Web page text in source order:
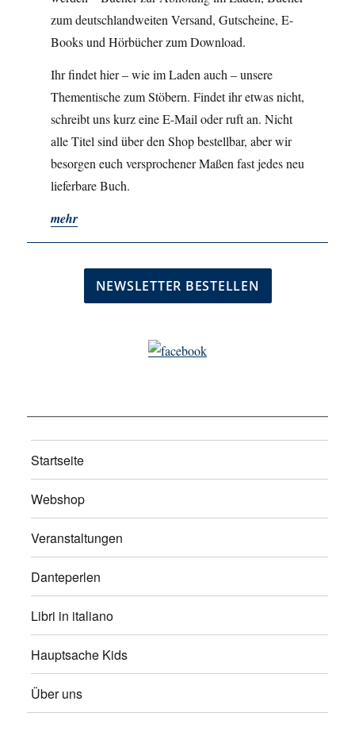
zum deutschlandweiten Versand, Gutscheine, E-
Books und Hörbücher zum Download.
Ihr findet hier – wie im Laden auch – unsere
Thementische zum Stöbern. Findet ihr etwas nicht,
schreibt uns kurz eine E-Mail oder ruft an. Nicht
alle Titel sind über den Shop bestellbar, aber wir
besorgen euch versprochener Maßen fast jedes neu
lieferbare Buch.
mehr
Startseite
Webshop
Veranstaltungen
Danteperlen
Libri in italiano
Hauptsache Kids
Über uns